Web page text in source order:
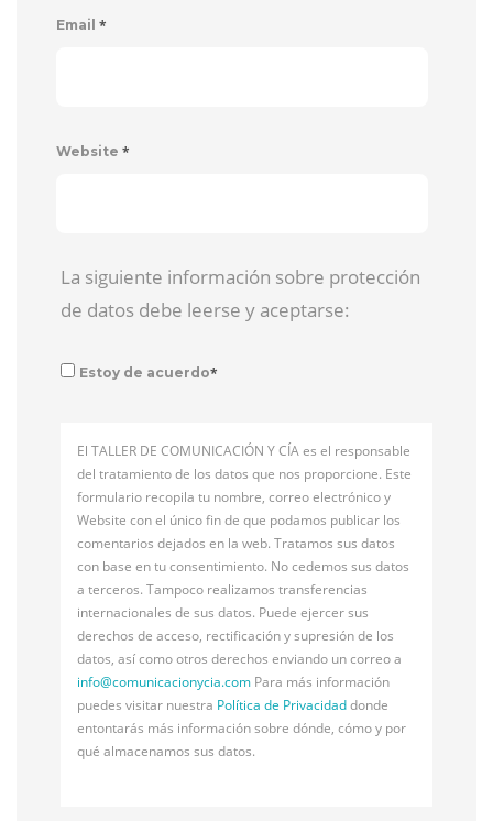
Email *
Website *
La siguiente información sobre protección
de datos debe leerse y aceptarse:
Estoy de acuerdo*
El TALLER DE COMUNICACIÓN Y CÍA es el responsable
del tratamiento de los datos que nos proporcione. Este
formulario recopila tu nombre, correo electrónico y
Website con el único fin de que podamos publicar los
comentarios dejados en la web. Tratamos sus datos
con base en tu consentimiento. No cedemos sus datos
a terceros. Tampoco realizamos transferencias
internacionales de sus datos. Puede ejercer sus
derechos de acceso, rectificación y supresión de los
datos, así como otros derechos enviando un correo a
info@comunicacionycia.com Para más información
puedes visitar nuestra Política de Privacidaddonde
entontarás más información sobre dónde, cómo y por
qué almacenamos sus datos.